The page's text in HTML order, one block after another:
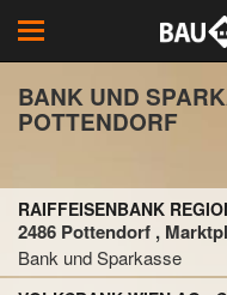
Toggle
navigation
BANK UND
POTTENDORF
RAIFFEISENBANK
2486 Pottendorf ,
Bank und Sparkasse